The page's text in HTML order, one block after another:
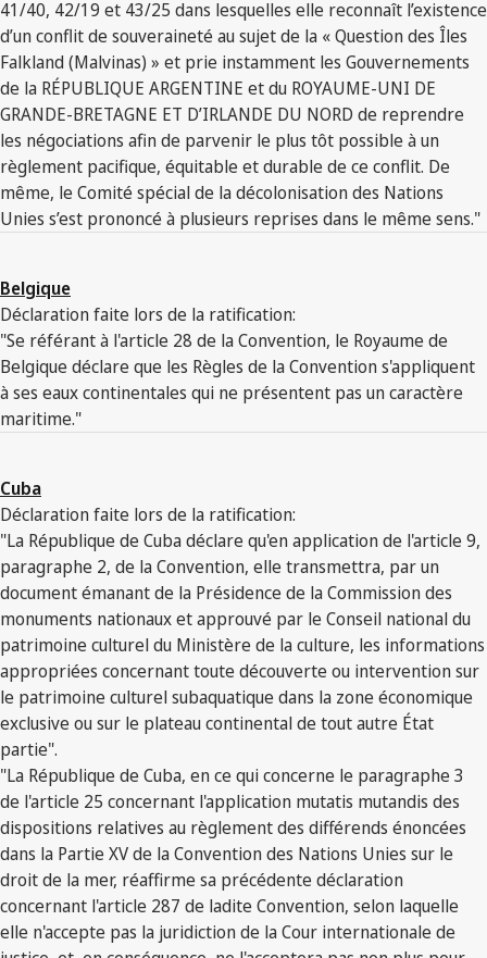
41/40, 42/19 et 43/25 dans lesquelles elle reconnaît l’existence
d’un conflit de souveraineté au sujet de la « Question des Îles
Falkland (Malvinas) » et prie instamment les Gouvernements
de la RÉPUBLIQUE ARGENTINE et du ROYAUME-UNI DE
GRANDE-BRETAGNE ET D’IRLANDE DU NORD de reprendre
les négociations afin de parvenir le plus tôt possible à un
règlement pacifique, équitable et durable de ce conflit. De
même, le Comité spécial de la décolonisation des Nations
Unies s’est prononcé à plusieurs reprises dans le même sens."
Belgique
Déclaration faite lors de la ratification:
"Se référant à l'article 28 de la Convention, le Royaume de
Belgique déclare que les Règles de la Convention s'appliquent
à ses eaux continentales qui ne présentent pas un caractère
maritime."
Cuba
Déclaration faite lors de la ratification:
"La République de Cuba déclare qu'en application de l'article 9,
paragraphe 2, de la Convention, elle transmettra, par un
document émanant de la Présidence de la Commission des
monuments nationaux et approuvé par le Conseil national du
patrimoine culturel du Ministère de la culture, les informations
appropriées concernant toute découverte ou intervention sur
le patrimoine culturel subaquatique dans la zone économique
exclusive ou sur le plateau continental de tout autre État
partie".
"La République de Cuba, en ce qui concerne le paragraphe 3
de l'article 25 concernant l'application mutatis mutandis des
dispositions relatives au règlement des différends énoncées
dans la Partie XV de la Convention des Nations Unies sur le
droit de la mer, réaffirme sa précédente déclaration
concernant l'article 287 de ladite Convention, selon laquelle
elle n'accepte pas la juridiction de la Cour internationale de